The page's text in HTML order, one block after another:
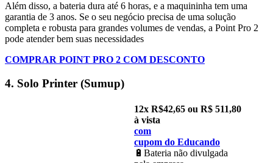
Além disso, a bateria dura até 6 horas, e a maquininha tem uma
garantia de 3 anos. Se o seu negócio precisa de uma solução
completa e robusta para grandes volumes de vendas, a Point Pro 2
pode atender bem suas necessidades​
COMPRAR POINT PRO 2 COM DESCONTO
4. Solo Printer (Sumup)
12x R$42,65 ou R$ 511,80
à vista
com
cupom do Educando
🔋Bateria não divulgada